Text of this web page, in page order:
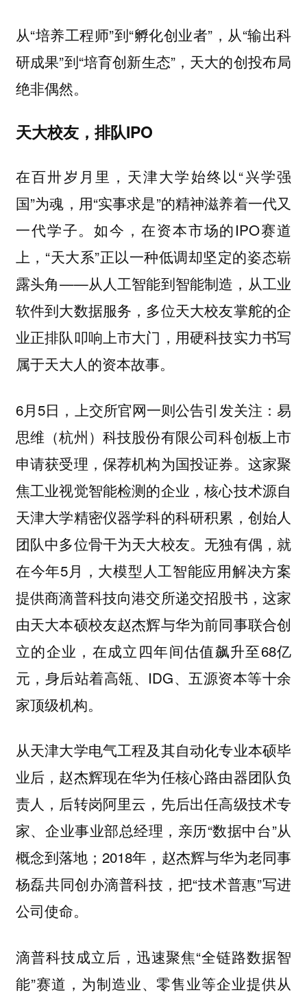
从“培养工程师”到“孵化创业者”，从“输出科
研成果”到“培育创新生态”，天大的创投布局
绝非偶然。
天大校友，排队IPO
在百卅岁月里，天津大学始终以“兴学强
国”为魂，用“实事求是”的精神滋养着一代又
一代学子。如今，在资本市场的IPO赛道
上，“天大系”正以一种低调却坚定的姿态崭
露头角——从人工智能到智能制造，从工业
软件到大数据服务，多位天大校友掌舵的企
业正排队叩响上市大门，用硬科技实力书写
属于天大人的资本故事。
6月5日，上交所官网一则公告引发关注：易
思维（杭州）科技股份有限公司科创板上市
申请获受理，保荐机构为国投证券。这家聚
焦工业视觉智能检测的企业，核心技术源自
天津大学精密仪器学科的科研积累，创始人
团队中多位骨干为天大校友。无独有偶，就
在今年5月，大模型人工智能应用解决方案
提供商滴普科技向港交所递交招股书，这家
由天大本硕校友赵杰辉与华为前同事联合创
立的企业，在成立四年间估值飙升至68亿
元，身后站着高瓴、IDG、五源资本等十余
家顶级机构。
从天津大学电气工程及其自动化专业本硕毕
业后，赵杰辉现在华为任核心路由器团队负
责人，后转岗阿里云，先后出任高级技术专
家、企业事业部总经理，亲历“数据中台”从
概念到落地；2018年，赵杰辉与华为老同事
杨磊共同创办滴普科技，把“技术普惠”写进
公司使命。
滴普科技成立后，迅速聚焦“全链路数据智
能”赛道，为制造业、零售业等企业提供从